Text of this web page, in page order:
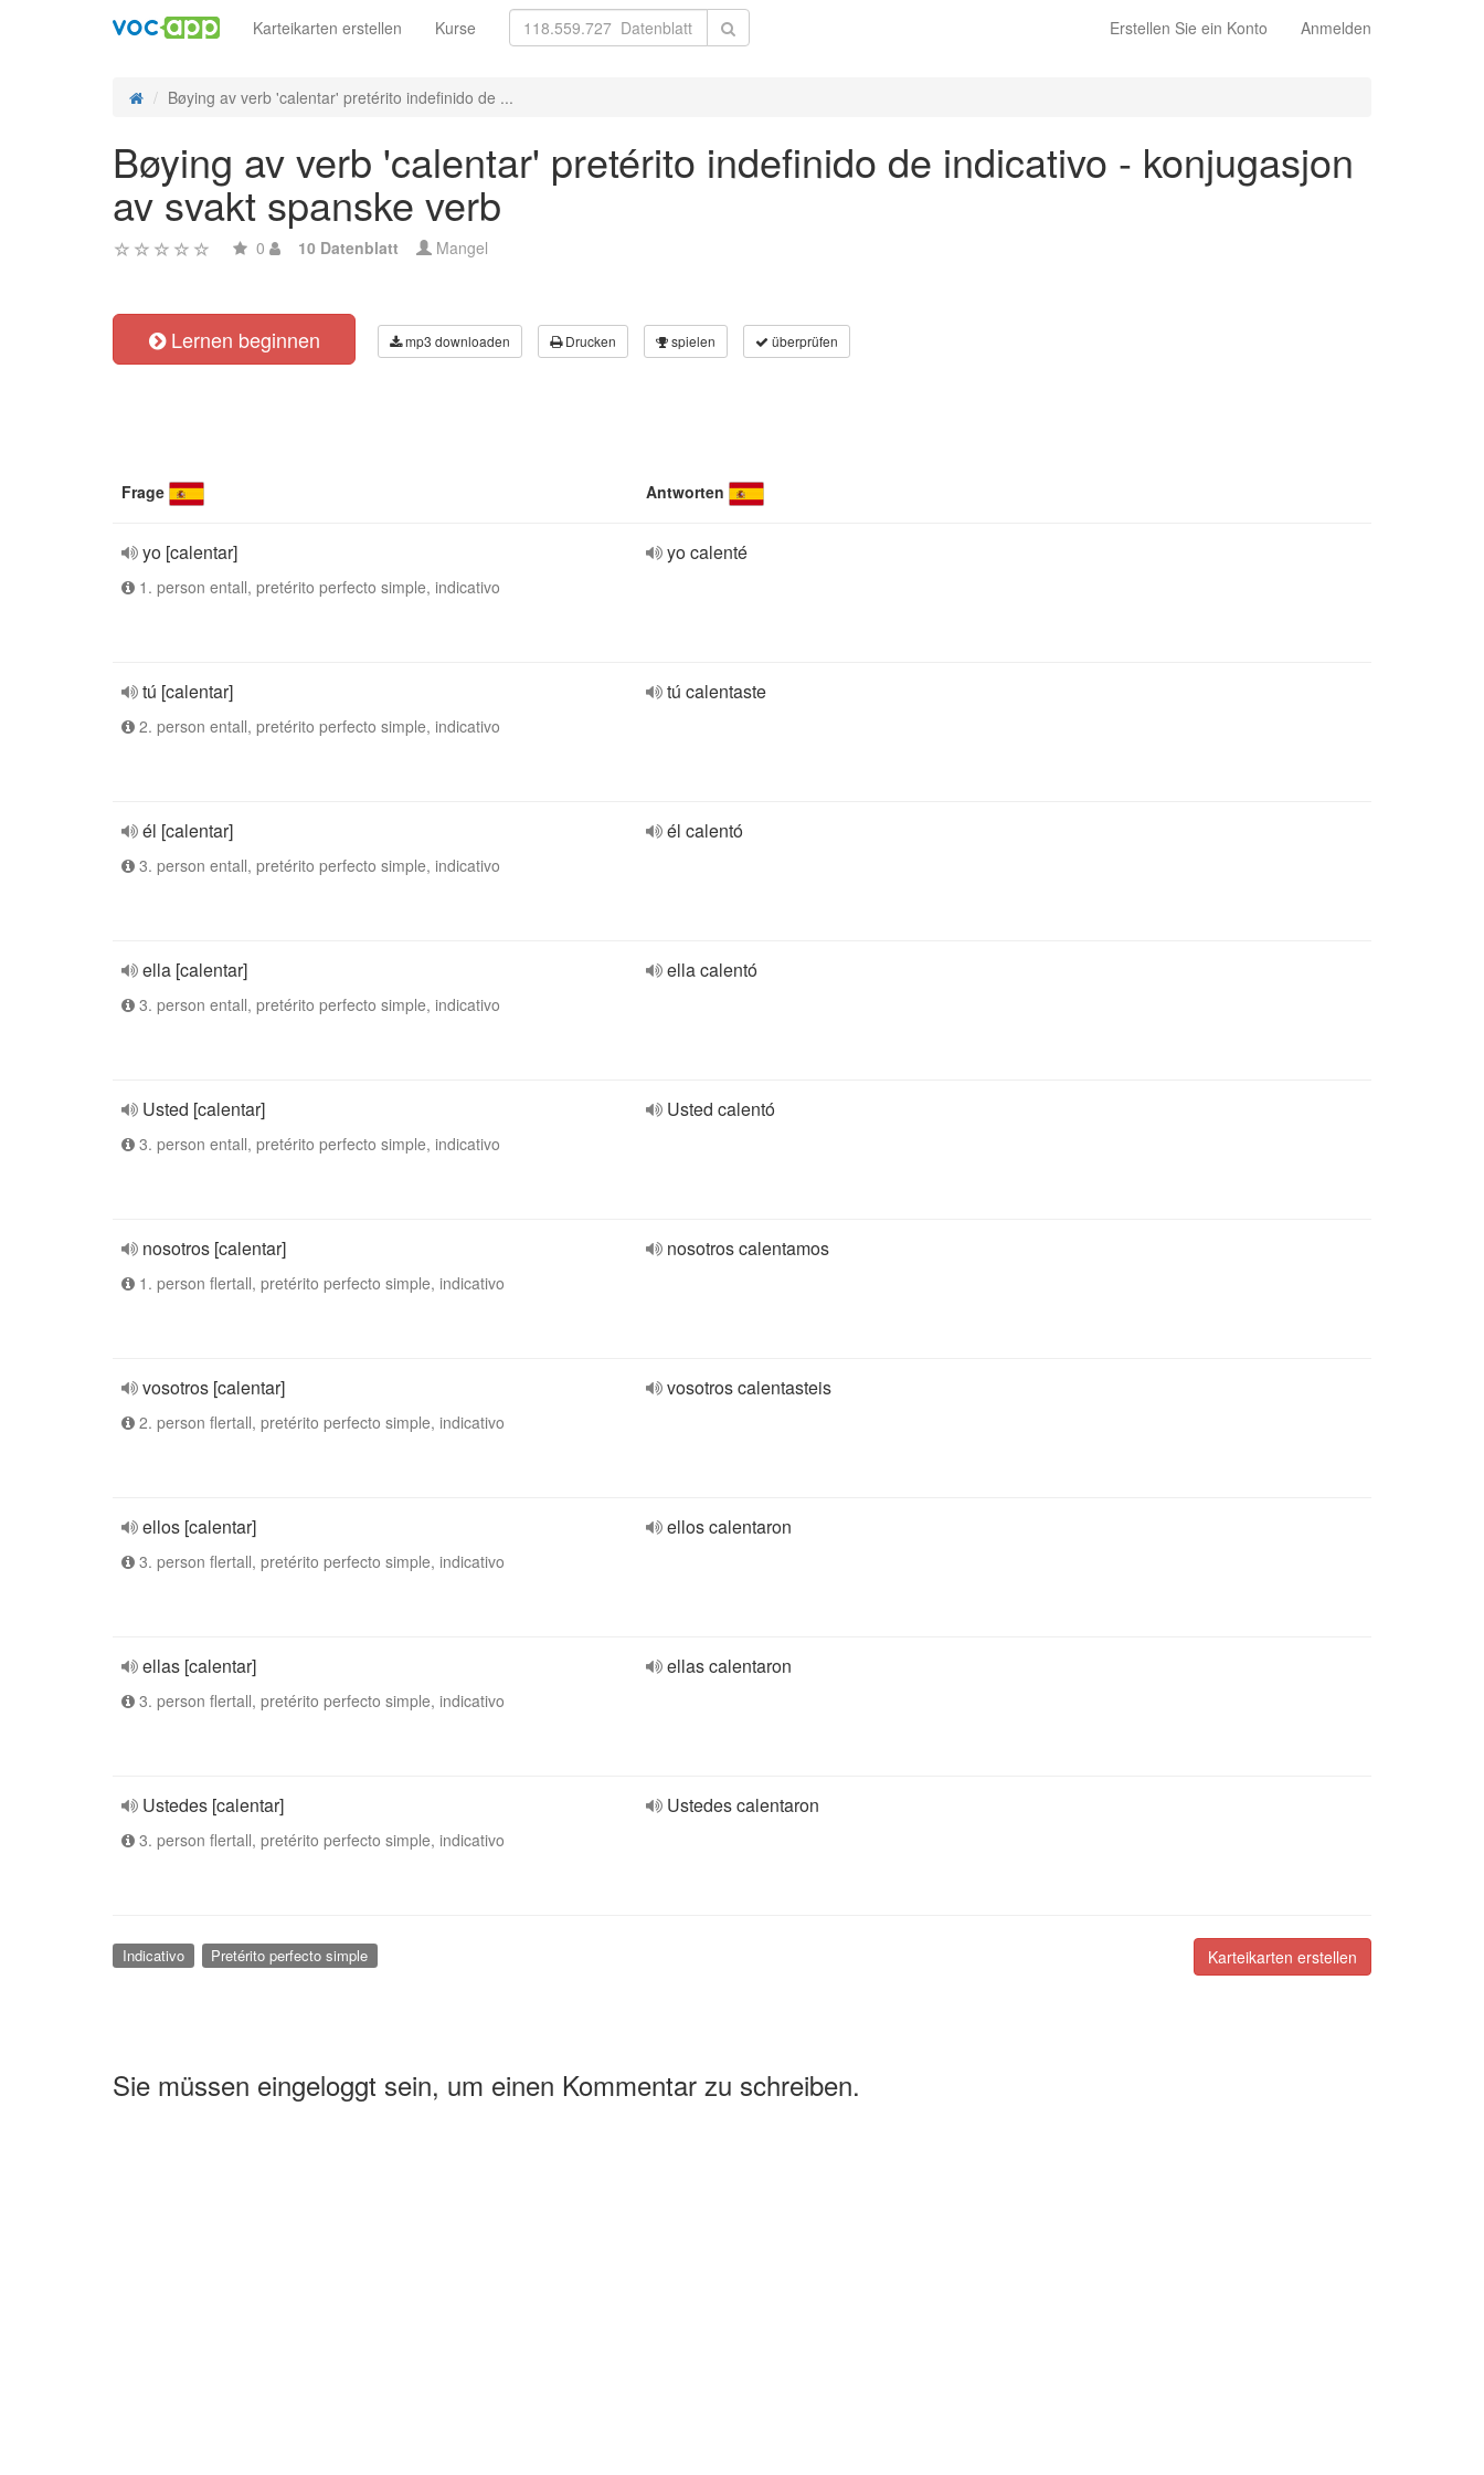
Erstellen Sie ein Konto Anmelden
Karteikarten erstellen Kurse
Bøying av verb 'calentar' pretérito indefinido de ...
Bøying av verb 'calentar' pretérito indefinido de indicativo - konjugasjon
av svakt spanske verb
0 10 Datenblatt Mangel
Lernen beginnen mp3 downloaden Drucken spielen überprüfen
Frage Antworten
yo [calentar]
1. person entall, pretérito perfecto simple, indicativo
yo calenté
tú [calentar]
2. person entall, pretérito perfecto simple, indicativo
tú calentaste
él [calentar]
3. person entall, pretérito perfecto simple, indicativo
él calentó
ella [calentar]
3. person entall, pretérito perfecto simple, indicativo
ella calentó
Usted [calentar]
3. person entall, pretérito perfecto simple, indicativo
Usted calentó
nosotros [calentar]
1. person flertall, pretérito perfecto simple, indicativo
nosotros calentamos
vosotros [calentar]
2. person flertall, pretérito perfecto simple, indicativo
vosotros calentasteis
ellos [calentar]
3. person flertall, pretérito perfecto simple, indicativo
ellos calentaron
ellas [calentar]
3. person flertall, pretérito perfecto simple, indicativo
ellas calentaron
Ustedes [calentar]
3. person flertall, pretérito perfecto simple, indicativo
Ustedes calentaron
Karteikarten erstellen
Indicativo Pretérito perfecto simple
Sie müssen eingeloggt sein, um einen Kommentar zu schreiben.